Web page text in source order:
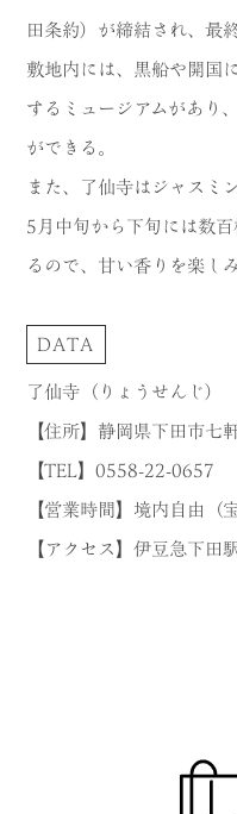
田条約）が締結され、最
敷地内には、黒船や開国
するミュージアムがあり
ができる。
また、了仙寺はジャスミ
5月中旬から下旬には数
るので、甘い香りを楽し
DATA
了仙寺（りょうせんじ）
【住所】静岡県下田市七
【TEL】0558-22-0657
【営業時間】境内自由（
【アクセス】伊豆急下田